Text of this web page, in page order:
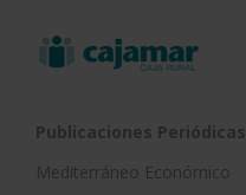
Publicaciones Periódicas
Mediterráneo Económico